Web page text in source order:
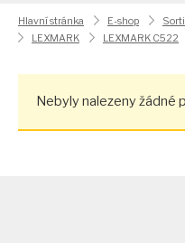
Hlavní stránka E-shop
LEXMARK
LEXMARK C522
Nebyly nalezeny žádné